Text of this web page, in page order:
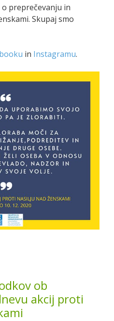
preprečevanju in
Skupaj smo
in Instagramu.
ob
akcij proti